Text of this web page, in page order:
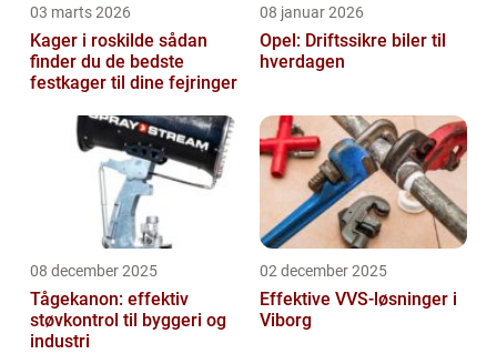
03 marts 2026
Kager i roskilde sådan
finder du de bedste
festkager til dine fejringer
08 januar 2026
Opel: Driftssikre biler til
hverdagen
08 december 2025
Tågekanon: effektiv
støvkontrol til byggeri og
industri
02 december 2025
Effektive VVS-løsninger i
Viborg